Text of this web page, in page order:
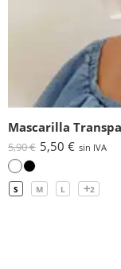
5,90€ 5,50 € sin IVA
S M L 2